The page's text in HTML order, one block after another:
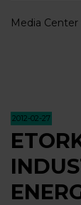
Media Center
2012-02-27